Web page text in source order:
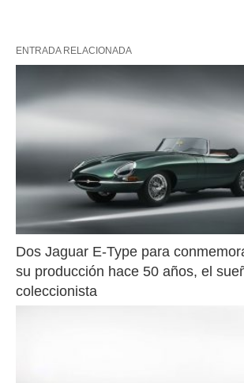
ENTRADA RELACIONADA
Dos Jaguar E-Type para
su producción hace 50 años, el
coleccionista